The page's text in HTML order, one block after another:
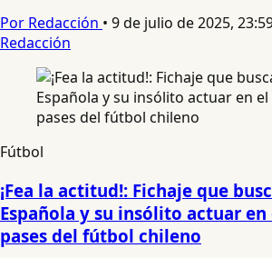
Por Redacción • 9 de julio de 2025,
Redacción
Fútbol
¡Fea la actitud!: Fichaje que
Española y su insólito actuar
pases del fútbol chileno